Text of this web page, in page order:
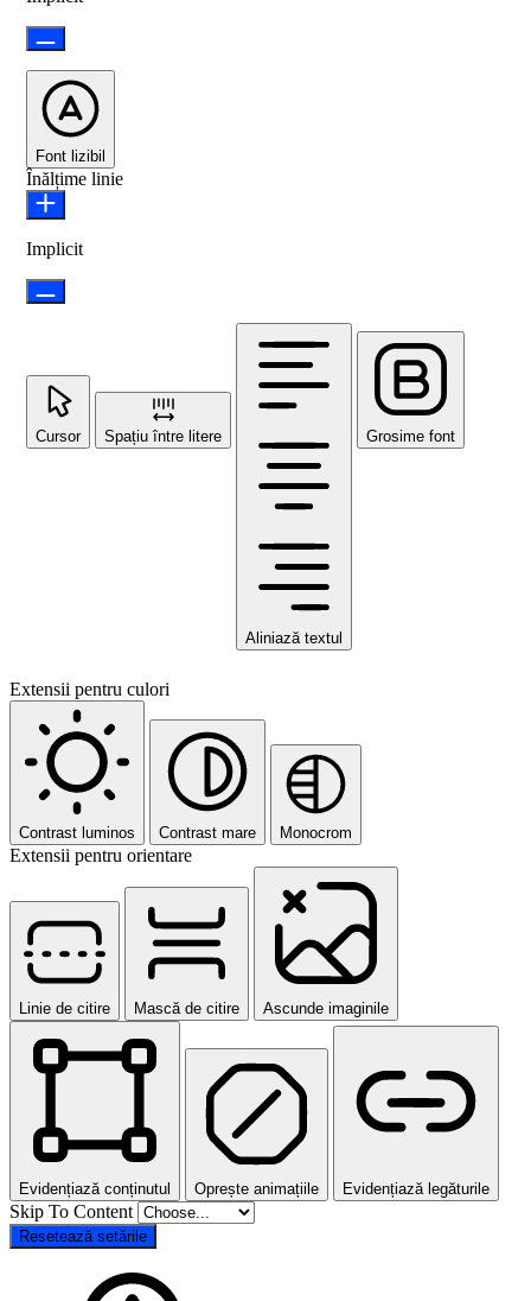
Font lizibil
Înălțime linie
Implicit
Cursor Spațiu între litere
Aliniază textul
Grosime font
Extensii pentru culori
Contrast luminos Contrast mare Monocrom
Extensii pentru orientare
Linie de citire Mască de citire Ascunde imaginile
Evidențiază conținutul Oprește animațiile Evidențiază legăturile
Skip To Content
Resetează setările